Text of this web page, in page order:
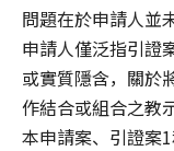
問題在於申請人並
申請人僅泛指引證
或實質隱含，關於
作結合或組合之教
本申請案、引證案